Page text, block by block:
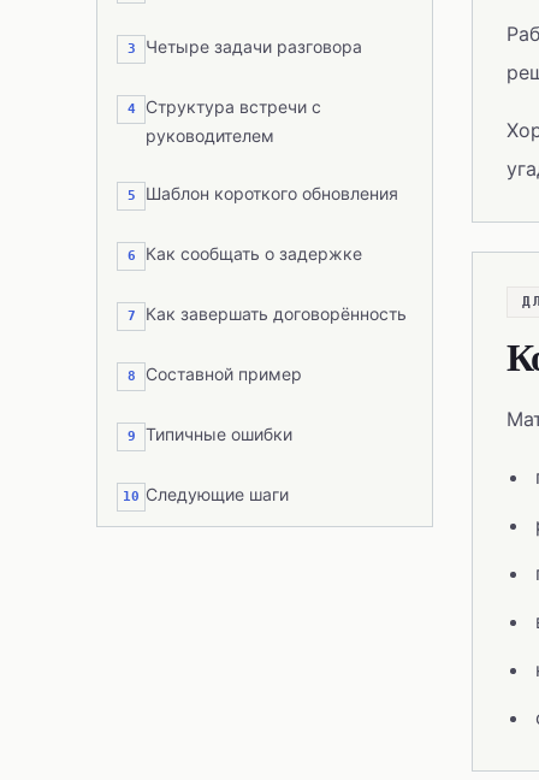
3 Четыре задачи разговора
4
Структура встречи с
руководителем
5 Шаблон короткого обновления
6 Как сообщать о задержке
7 Как завершать договорённость
8 Составной пример
9 Типичные ошибки
10 Следующие шаги